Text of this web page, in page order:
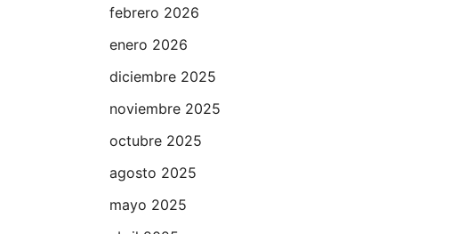
febrero 2026
enero 2026
diciembre 2025
noviembre 2025
octubre 2025
agosto 2025
mayo 2025